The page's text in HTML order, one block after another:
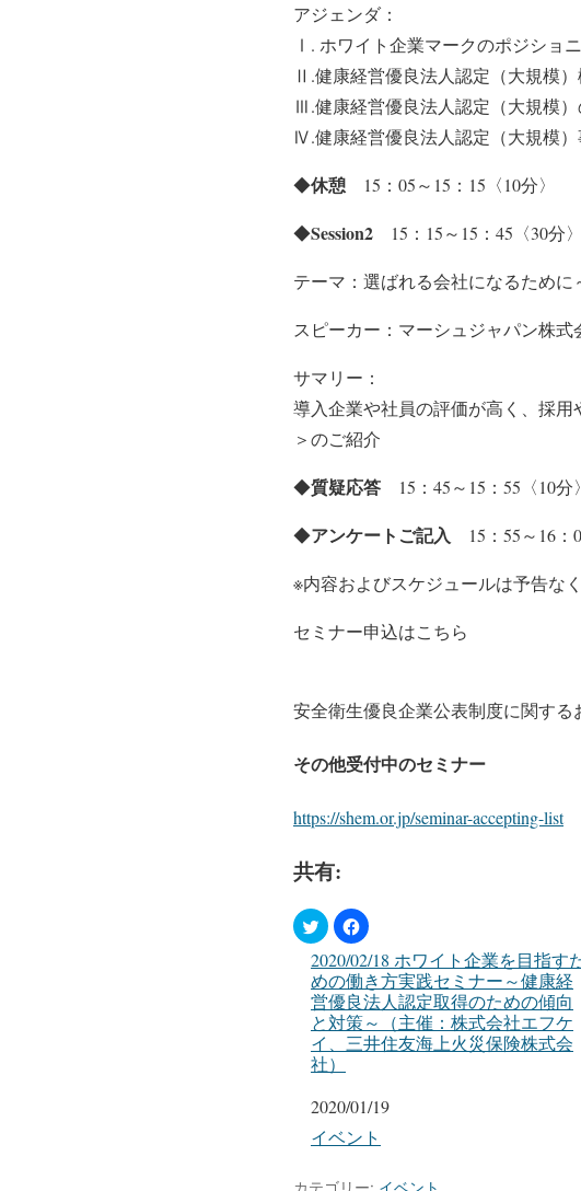
アジェンダ：
Ⅰ. ホワイト企業マークのポジショ
Ⅱ.健康経営優良法人認定（大規模
Ⅲ.健康経営優良法人認定（大規模
Ⅳ.健康経営優良法人認定（大規模
◆休憩 15：05～15：15〈10分〉
◆Session2 15：15～15：45〈30分〉
テーマ：選ばれる会社になるため
スピーカー：マーシュジャパン
サマリー：
導入企業や社員の評価が高く、採
＞のご紹介
◆質疑応答 15：45～15：55〈10分〉
◆アンケートご記入 15：55～16：
※内容およびスケジュールは予告な
セミナー申込はこちら
安全衛生優良企業公表制度に関す
その他受付中のセミナー
https://shem.or.jp/seminar-accepting-list
共有:
2020/02/18 ホワイト企業を目指す
めの働き方実践セミナー～健康経
営優良法人認定取得のための傾向
と対策～（主催：株式会社エフケ
イ、三井住友海上火災保険株式会
社）
日付
2020/01/19
関連理由
イベント